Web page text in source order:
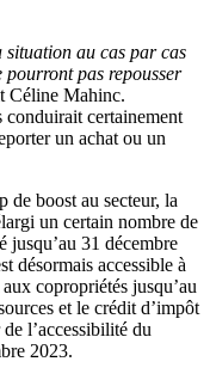
situation au cas par cas
pourront pas repousser
Céline Mahinc.
conduirait certainement
un achat ou un
de boost au secteur, la
un certain nombre de
jusqu’au 31 décembre
désormais accessible à
copropriétés jusqu’au
et le crédit d’impôt
l’accessibilité du
2023.